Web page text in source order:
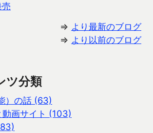
⇒ より最新のブログ
⇒ より以前のブログ
ツ分類
）の話 (63)
画サイト (103)